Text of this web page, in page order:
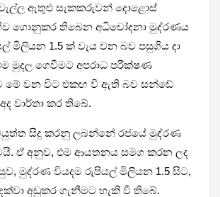
ඇතුළු සැකකරුවන් දොළොස්
ගොනුකර තිබෙන අධිචෝදනා මුද්රණය
මිලියන 1.5 ක් වැය වන බව පසුගිය දා
මුදල ගෙවීමට අපරාධ පරීක්ෂණ
මේ වන විට එකඟ වී ඇති බව සන්ඩේ
වාර්තා කර තිබේ.
සිදු කරනු ලබන්නේ රජයේ මුද්රණ
ඒ අනුව, එම ආයතනය සමග කරන ලද
මුද්රණ වියදම රුපියල් මිලියන 1.5 සිට,
අඩුකර ගැනීමට හැකි වී තිබේ.